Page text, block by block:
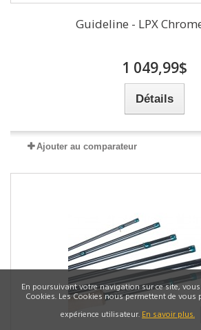
Guideline - LPX
1 049,99$
Détails
Ajouter au comparateur
En poursuivant votre navigation sur ce site,
Cookies. Les Cookies nous permettent de vous
expérience utilisateur.En savoir plus.